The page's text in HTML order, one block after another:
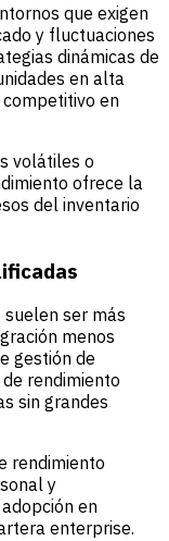
que exigen
y fluctuaciones
dinámicas de
en alta
en
volátiles o
ofrece la
del inventario
ser más
menos
gestión de
rendimiento
sin grandes
rendimiento
y
en
enterprise.